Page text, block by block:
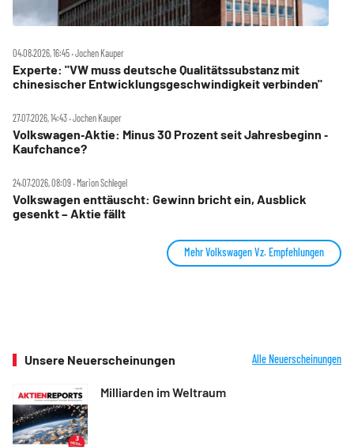
04.08.2026, 16:45 ‧ Jochen Kauper
Experte: "VW muss deutsche Qualitätssubstanz mit
chinesischer Entwicklungsgeschwindigkeit verbinden"
27.07.2026, 14:43 ‧ Jochen Kauper
Volkswagen‑Aktie: Minus 30 Prozent seit Jahresbeginn ‑
Kaufchance?
24.07.2026, 08:09 ‧ Marion Schlegel
Volkswagen enttäuscht: Gewinn bricht ein, Ausblick
gesenkt – Aktie fällt
Mehr Volkswagen Vz. Empfehlungen
Unsere Neuerscheinungen Alle Neuerscheinungen
Milliarden im Weltraum